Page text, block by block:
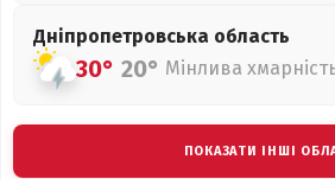
Дніпропетровська область
30° 20° Мінлива
ПОКАЗАТИ ІНШІ